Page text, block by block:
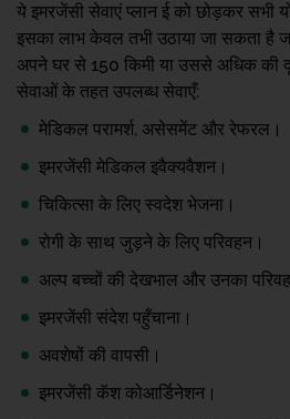
ये इमरजेंसी सेवाएं प्लान ई को छोड़कर
इसका लाभ केवल तभी उठाया जा सकता है
अपने घर से 150 किमी या उससे अधिक की
सेवाओं के तहत उपलब्ध सेवाएँ:
मेडिकल परामर्श, असेसमेंट और रेफरल।
इमरजेंसी मेडिकल इवैक्यवैशन।
चिकित्सा के लिए स्वदेश भेजना।
रोगी के साथ जुड़ने के लिए परिवहन।
अल्प बच्चों की देखभाल और उनका
इमरजेंसी संदेश पहुँचाना।
अवशेषों की वापसी।
इमरजेंसी कॅश कोआर्डिनेशन।